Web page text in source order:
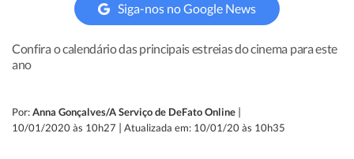
Siga-nos no Google News
Confira o calendário das principais estreias do cinema para este
ano
Por:Anna Gonçalves/A Serviço de DeFato Online |
10/01/2020 às 10h27 | Atualizada em: 10/01/20 às 10h35